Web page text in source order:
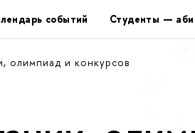
событий Студенты —
олимпиад и конкурсов